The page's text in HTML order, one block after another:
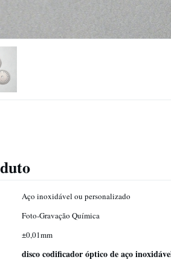
Aço inoxidável ou personalizado
Foto-Gravação Química
±0,01mm
disco codificador óptico de aço